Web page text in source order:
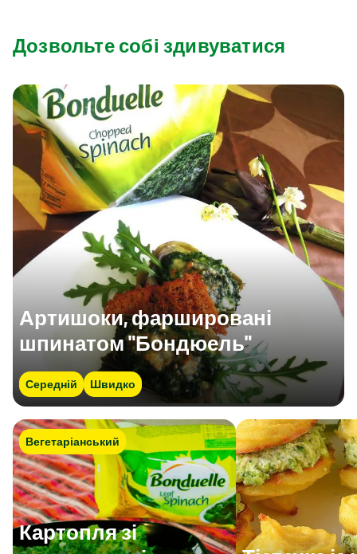
Дозвольте собі здивуватися
Артишоки, фаршировані
шпинатом "Бондюель"
Середній Швидко
Вегетаріанський
Картопля зі